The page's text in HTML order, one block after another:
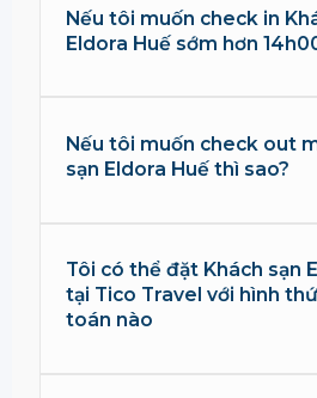
Nếu tôi muốn check in
Eldora Huế sớm hơn
Nếu tôi muốn check out
sạn Eldora Huế thì sao?
Tôi có thể đặt Khách sạn
tại Tico Travel với hình
toán nào